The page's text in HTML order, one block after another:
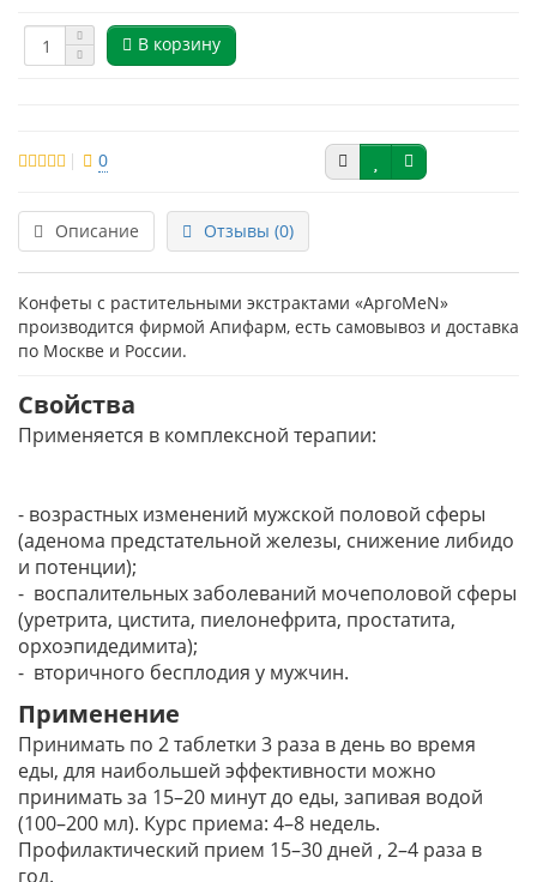
В корзину
0
Описание Отзывы (0)
Конфеты с растительными экстрактами «АргоMeN»
производится фирмой Апифарм, есть самовывоз и доставка
по Москве и России.
Свойства
Применяется в комплексной терапии:
- возрастных изменений мужской половой сферы
(аденома предстательной железы, снижение либидо
и потенции);
- воспалительных заболеваний мочеполовой сферы
(уретрита, цистита, пиелонефрита, простатита,
орхоэпидедимита);
- вторичного бесплодия у мужчин.
Применение
Принимать по 2 таблетки 3 раза в день во время
еды, для наибольшей эффективности можно
принимать за 15–20 минут до еды, запивая водой
(100–200 мл). Курс приема: 4–8 недель.
Профилактический прием 15–30 дней , 2–4 раза в
год.